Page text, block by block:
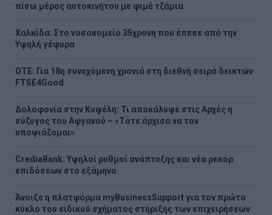
πίσω μέρος αυτοκινήτου με φιμέ τζάμια
Χαλκίδα: Στο νοσοκομείο 35χρονη που έπεσε από την
Υψηλή γέφυρα
ΟΤΕ: Για 18η συνεχόμενη χρονιά στη διεθνή σειρά δεικτών
FTSE4Good
Δολοφονία στην Κυψέλη: Τι αποκάλυψε στις Αρχές η
σύζυγος του Αφγανού – «Τότε άρχισα να τον
υποψιάζομαι»
CrediaBank: Υψηλοί ρυθμοί ανάπτυξης και νέα ρεκόρ
επιδόσεων στο εξάμηνο
Άνοιξε η πλατφόρμα myBusinessSupport για τον πρώτο
κύκλο του ειδικού σχήματος στήριξης των επιχειρήσεων